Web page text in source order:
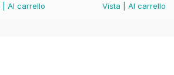
Al carrello
Vista
Al carrello